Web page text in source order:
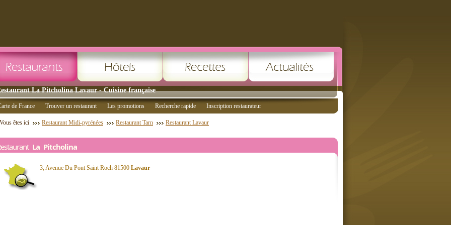
La Pitcholina Lavaur - Cuisine française
de France Trouver un restaurant Les promotions Recherche rapide Inscription restaurateur
Vous êtes ici Restaurant Midi-pyrénées Restaurant Tarn Restaurant Lavaur
La Pitcholina
3, Avenue Du Pont Saint Roch 81500 Lavaur